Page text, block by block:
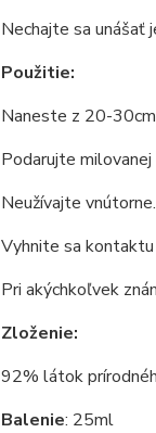
Nechajte sa unášať
Použitie:
Naneste z 20-
Podarujte milovanej
Neužívajte vnútorne.
Vyhnite sa
Pri akýchkoľvek
Zloženie:
92% látok
Balenie: 25ml